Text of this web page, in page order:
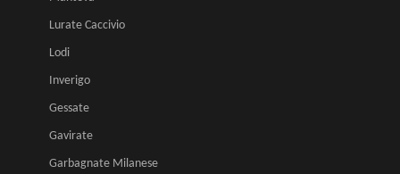
Lurate Caccivio
Lodi
Inverigo
Gessate
Gavirate
Garbagnate Milanese